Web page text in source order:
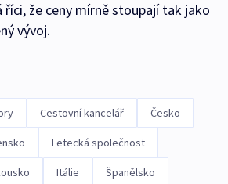
říci, že ceny mírně stoupají tak jako
vývoj.
Cestovní kancelář Česko
Letecká společnost
Itálie Španělsko